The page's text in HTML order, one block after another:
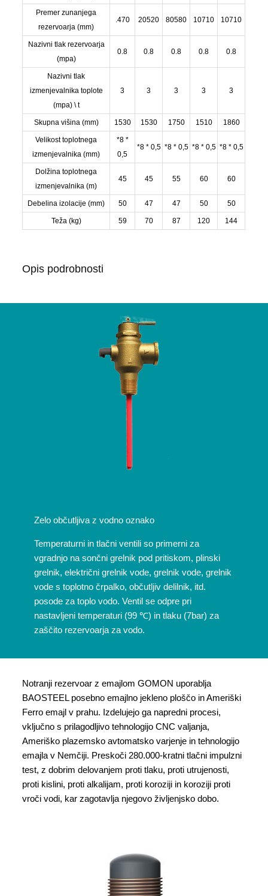
Premer zunanjega
rezervoarja (mm)
.470 20520 80580 10710 10710
Nazivni tlak rezervoarja
(mpa)
0.8 0.8 0.8 0.8 0.8
Nazivni tlak
izmenjevalnika toplote
(mpa) \ t
3 3 3 3 3
Skupna višina (mm) 1530 1530 1750 1510 1860
Velikost toplotnega
izmenjevalnika (mm)
*8 *
0,5
*8 * 0,5 *8 * 0,5 *8 * 0,5 *8 * 0,5
Dolžina toplotnega
izmenjevalnika (m)
45 45 55 60 60
Debelina izolacije (mm) 50 47 47 50 50
Teža (kg) 59 70 87 120 144
Opis podrobnosti
Zelo občutljiva z vodno oznako
Temperaturni in tlačni ventili so primerni za
vgradnjo na sončni grelnik pod pritiskom, plinski
grelnik, električni grelnik vode, grelnik vode, grelnik
vode s toplotno črpalko, občutljiv delilnik, itd.
posode za toplo vodo. Ventil se odpre pri
nastavljeni temperaturi (99 ℃) in tlaku (7bar) za
zaščito rezervoarja za vodo.
Notranji rezervoar z emajlom GOMON uporablja
BAOSTEEL posebno emajlno jekleno ploščo in Ameriški
Ferro emajl v prahu. Izdelujejo ga napredni procesi,
vključno s prilagodljivo tehnologijo CNC valjanja,
Ameriško plazemsko avtomatsko varjenje in tehnologijo
emajla v Nemčiji. Preskoči 280.000-kratni tlačni impulzni
test, z dobrim delovanjem proti tlaku, proti utrujenosti,
proti kislini, proti alkalijam, proti koroziji in koroziji proti
vroči vodi, kar zagotavlja njegovo življenjsko dobo.